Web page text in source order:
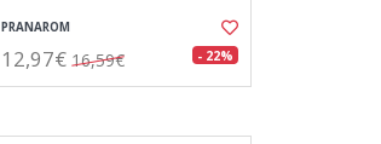
PRANAROM
12,97€ 16,59€ - 22%